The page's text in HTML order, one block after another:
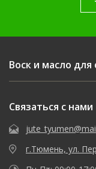
Воск и масло
Связаться с нами
г.Тюмень, ул.